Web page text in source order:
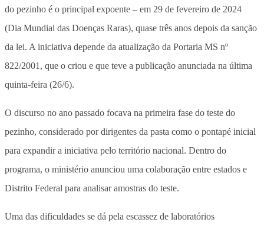
do pezinho é o principal expoente – em 29 de fevereiro de 2024
(Dia Mundial das Doenças Raras), quase três anos depois da sanção
da lei. A iniciativa depende da atualização da Portaria MS nº
822/2001, que o criou e que teve a publicação anunciada na última
quinta-feira (26/6).
O discurso no ano passado focava na primeira fase do teste do
pezinho, considerado por dirigentes da pasta como o pontapé inicial
para expandir a iniciativa pelo território nacional. Dentro do
programa, o ministério anunciou uma colaboração entre estados e
Distrito Federal para analisar amostras do teste.
Uma das dificuldades se dá pela escassez de laboratórios